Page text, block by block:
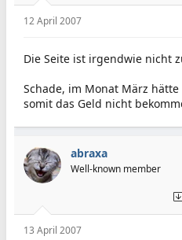
12 April 2007
Die Seite ist irgendwie nicht
Schade, im Monat März
somit das Geld nicht
abraxa
Well-known member
13 April 2007